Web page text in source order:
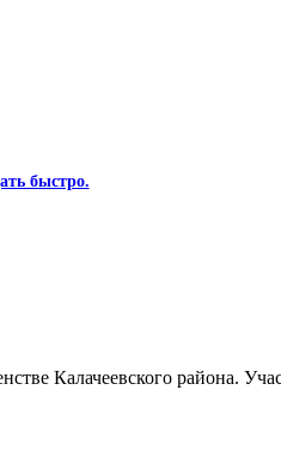
быстро.
Калачеевского района.